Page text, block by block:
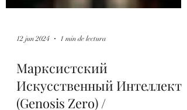
12 jun 2024 1 min de lectura
Марксистский